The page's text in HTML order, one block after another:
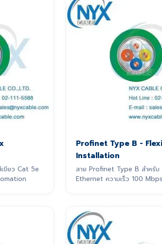
ขียว Cat 5e
Profinet Type B -
Installation
สาย Profinet Type B สำหรั
Ethernet ความเร็ว 100 Mbps